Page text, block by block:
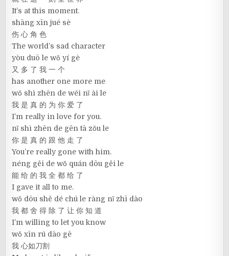
It’s at this moment.
shāng xīn jué sè
伤 心 角 色
The world’s sad character
yòu duō le wǒ yí gè
又 多 了 我 一 个
has another one more me
wǒ shì zhēn de wéi nǐ ài le
我 是 真 的 为 你 爱 了
I’m really in love for you.
nǐ shì zhēn de gēn tā zǒu le
你 是 真 的 跟 他 走 了
You’re really gone with him.
néng gěi de wǒ quán dōu gěi le
能 给 的 我 全 都 给 了
I gave it all to me.
wǒ dōu shě dé chú le ràng nǐ zhī dào
我 都 舍 得 除 了 让 你 知 道
I’m willing to let you know
wǒ xīn rú dāo gē
我 心如刀割